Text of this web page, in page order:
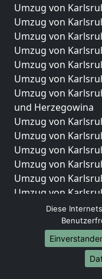
Umzug von
Umzug von
Umzug von
Umzug von
Umzug von
Umzug von
Umzug von
und Herzegowina
Umzug von
Umzug von
Umzug von
Umzug von
Umzug von
Umzug von
Umzug von
Umzug von
Umzug von
Umzug von
Umzug von
Diese